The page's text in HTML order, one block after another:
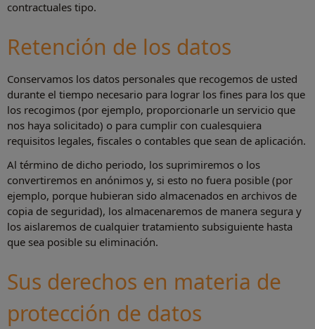
contractuales tipo.
Retención de los datos
Conservamos los datos personales que recogemos de usted
durante el tiempo necesario para lograr los fines para los que
los recogimos (por ejemplo, proporcionarle un servicio que
nos haya solicitado) o para cumplir con cualesquiera
requisitos legales, fiscales o contables que sean de aplicación.
Al término de dicho periodo, los suprimiremos o los
convertiremos en anónimos y, si esto no fuera posible (por
ejemplo, porque hubieran sido almacenados en archivos de
copia de seguridad), los almacenaremos de manera segura y
los aislaremos de cualquier tratamiento subsiguiente hasta
que sea posible su eliminación.
Sus derechos en materia de
protección de datos